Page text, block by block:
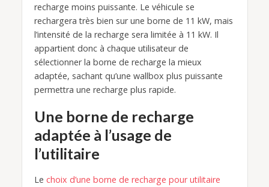
recharge moins puissante. Le véhicule se
rechargera très bien sur une borne de 11 kW, mais
l’intensité de la recharge sera limitée à 11 kW. Il
appartient donc à chaque utilisateur de
sélectionner la borne de recharge la mieux
adaptée, sachant qu’une wallbox plus puissante
permettra une recharge plus rapide.
Une borne de recharge
adaptée à l’usage de
l’utilitaire
Le choix d’une borne de recharge pour utilitaire